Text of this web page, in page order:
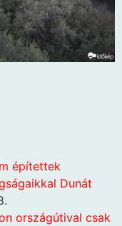
építettek
Dunát
országútival csak